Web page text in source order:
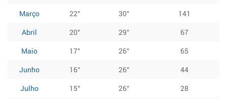
Março
22° 30°
141
Abril
20° 29°
67
Maio
17° 26°
65
Junho
16° 26°
44
Julho
15° 26°
28